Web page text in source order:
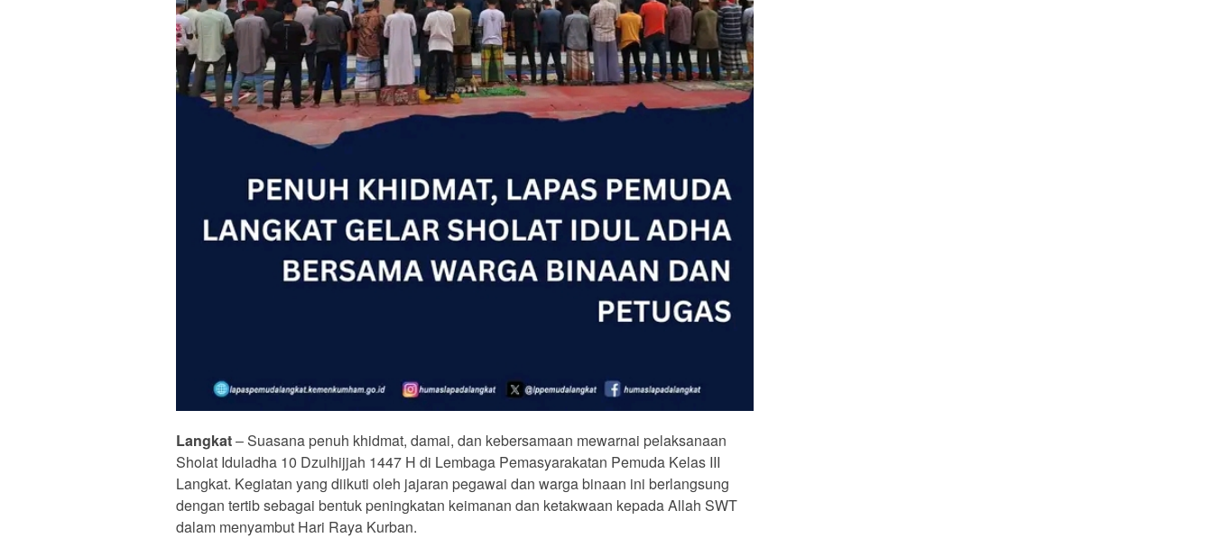
Langkat– Suasana penuh khidmat, damai, dan kebersamaan mewarnai pelaksanaan
Sholat Iduladha 10 Dzulhijjah 1447 H di Lembaga Pemasyarakatan Pemuda Kelas III
Langkat. Kegiatan yang diikuti oleh jajaran pegawai dan warga binaan ini berlangsung
dengan tertib sebagai bentuk peningkatan keimanan dan ketakwaan kepada Allah SWT
dalam menyambut Hari Raya Kurban.